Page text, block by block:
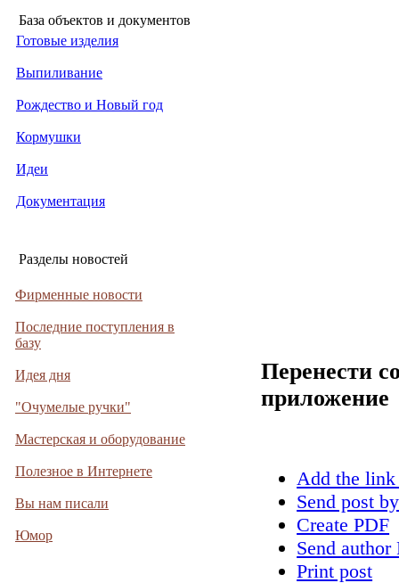
База объектов и документов
Готовые изделия
Выпиливание
Рождество и Новый год
Кормушки
Идеи
Документация
Разделы новостей
Фирменные новости
Последние поступления в
базу
Идея дня
"Очумелые ручки"
Мастерская и оборудование
Полезное в Интернете
Вы нам писали
Юмор
Перенести
приложение
Add the
Send post
Create PDF
Send
Print post